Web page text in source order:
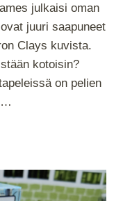
julkaisi oman
juuri saapuneet
Clays kuvista.
kotoisin?
on pelien